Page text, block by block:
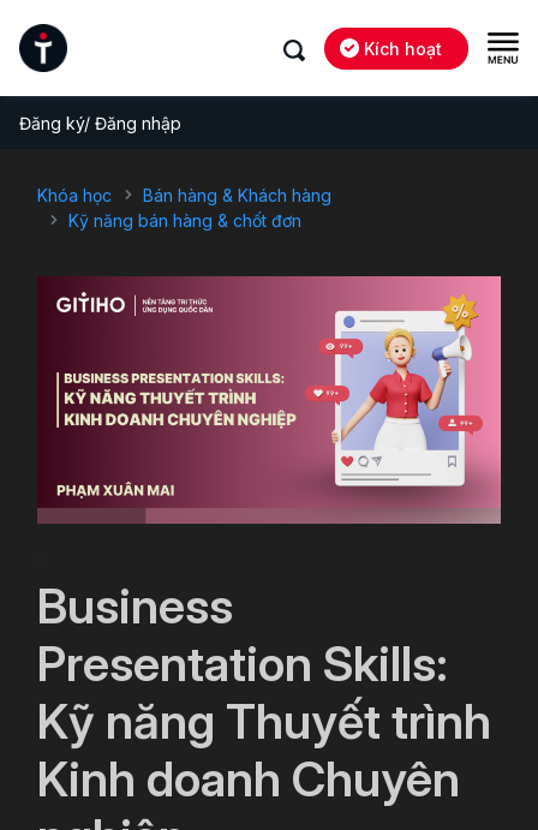
Kích hoạt
Đăng ký/ Đăng nhập
Khóa học
Bán hàng & Khách hàng
Kỹ năng bán hàng & chốt đơn
Business
Presentation Skills:
Kỹ năng Thuyết trình
Kinh doanh Chuyên